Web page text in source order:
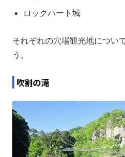
ロックハート城
それぞれの穴場観光地につい
う。
吹割の滝